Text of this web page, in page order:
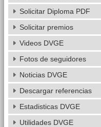
Solicitar Diploma PDF
Solicitar premios
Videos DVGE
Fotos de seguidores
Noticias DVGE
Descargar referencias
Estadisticas DVGE
Utilidades DVGE